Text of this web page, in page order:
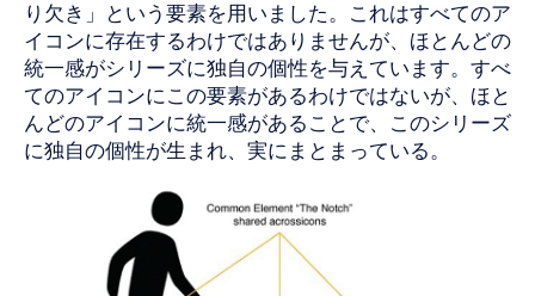
り欠き」という要素を用いました。これはすべてのア
イコンに存在するわけではありませんが、ほとんどの
統一感がシリーズに独自の個性を与えています。すべ
てのアイコンにこの要素があるわけではないが、ほと
んどのアイコンに統一感があることで、このシリーズ
に独自の個性が生まれ、実にまとまっている。